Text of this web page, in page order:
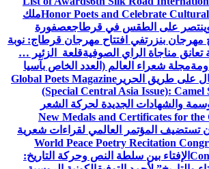
Honor Poets and Celebrateملك
وينتصر على الطقس في قرطاجعصفورة
مهرجان بنزرتفي افتتاح مهرجان قرطاج: نوبة
مناجاة الراي الصوفيةقلعة الزئير …
مجلة شعراء العالم (العدد الخاص بآسيا
على طريق الحرير Global Poets Magazine
(Special Central Asia Issue): Camel
والشهادات الجديدة لحركة الشعر
New Medals and Certificates for the
تستضيف المؤتمر العالمي لقراءات شعرية
World Peace Poetry Recitation
الإفتاء بين سلطة النص وحركة التاريخ: